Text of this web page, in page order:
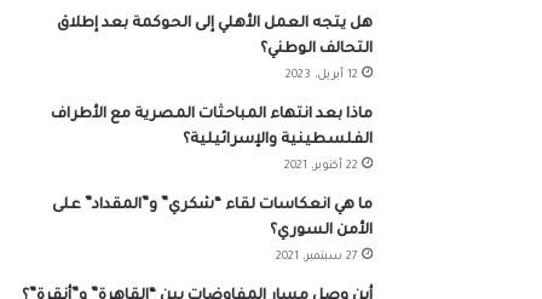
هل يتجه العمل الأهلي إلى الحوكمة بعد إطلاق
التحالف الوطني؟
12 أبريل، 2023
ماذا بعد انتهاء المباحثات المصرية مع الأطراف
الفلسطينية والإسرائيلية؟
22 أكتوبر، 2021
ما هي انعكاسات لقاء “شكري” و”المقداد” على
الأمن السوري؟
27 سبتمبر، 2021